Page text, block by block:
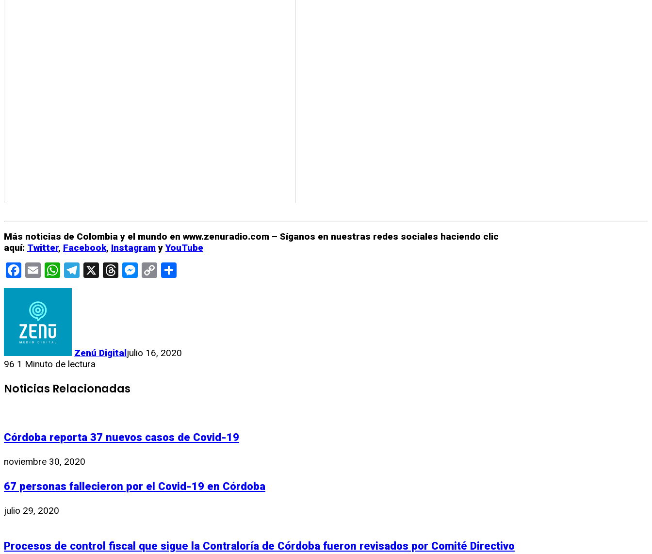
Más noticias de Colombia y el mundo en www.zenuradio.com – Síganos en nuestras redes sociales haciendo clic
aquí: Twitter, Facebook, InstagramyYouTube
Facebook
EmailWhatsApp
Telegram
X Threads
Messenger
Copy
Zenú Digitaljulio 16, 2020
96 1 Minuto de lectura
Noticias Relacionadas
Córdoba reporta 37 nuevos casos de Covid-19
noviembre 30, 2020
67 personas fallecieron por el Covid-19 en Córdoba
julio 29, 2020
Procesos de control fiscal que sigue la Contraloría de Córdoba fueron revisados por Comité Directivo